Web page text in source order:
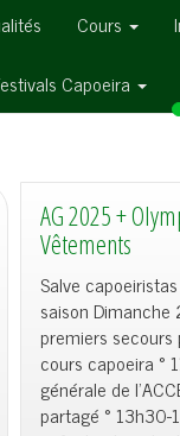
Cours
Capoeira
Pass
AG 2025 +
Vêtements
Salve
saison Dimanche
premiers
cours capoeira °
générale de
partagé ° 13h30-